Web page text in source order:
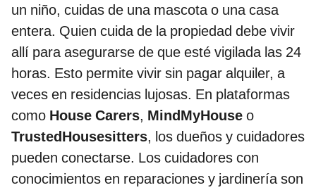
un niño, cuidas de una mascota o una casa
entera. Quien cuida de la propiedad debe vivir
allí para asegurarse de que esté vigilada las 24
horas. Esto permite vivir sin pagar alquiler, a
veces en residencias lujosas. En plataformas
como House Carers, MindMyHouse o
TrustedHousesitters, los dueños y cuidadores
pueden conectarse. Los cuidadores con
conocimientos en reparaciones y jardinería son